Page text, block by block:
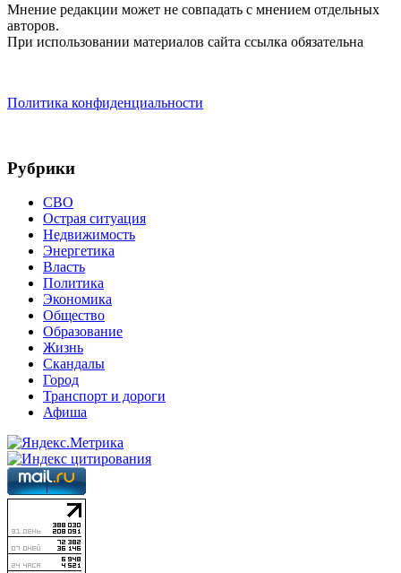
Мнение редакции может не совпадать с мнением отдельных
авторов.
При использовании материалов сайта ссылка обязательна
Политика конфиденциальности
Рубрики
СВО
Острая ситуация
Недвижимость
Энергетика
Власть
Политика
Экономика
Общество
Образование
Жизнь
Скандалы
Город
Транспорт и дороги
Афиша